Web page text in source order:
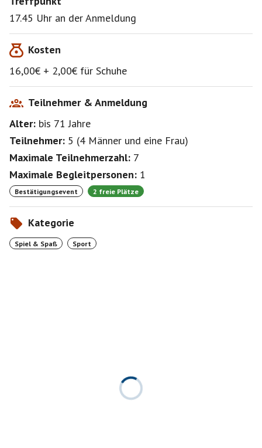
17.45 Uhr an der Anmeldung
Kosten
16,00€ + 2,00€ für Schuhe
Teilnehmer & Anmeldung
Alter: bis 71Jahre
Teilnehmer: 5 (4 Männer und eine Frau)
Maximale Teilnehmerzahl: 7
Maximale Begleitpersonen: 1
Bestätigungsevent 2 freie Plätze
Kategorie
Spiel & Spaß Sport